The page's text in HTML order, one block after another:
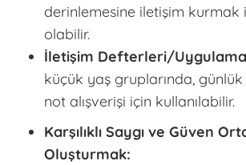
derinlemesine iletişim kurmak
olabilir.
İletişim Defterleri/
küçük yaş gruplarında,
not alışverişi için kullanılabilir.
Karşılıklı Saygı ve Güven
Oluşturmak: